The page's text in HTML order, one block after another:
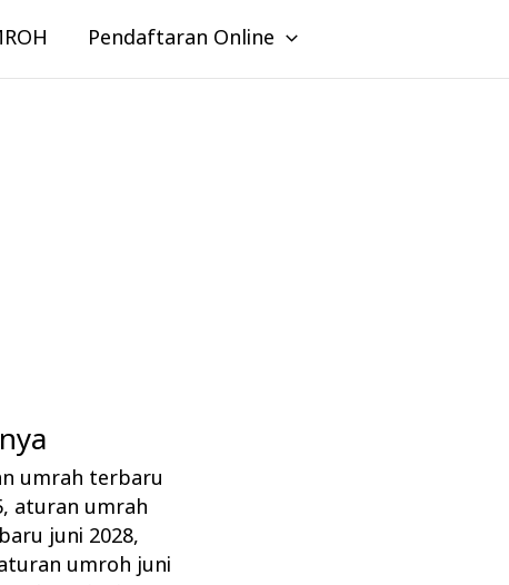
Pendaftaran Online
umrah terbaru
, aturan umrah
juni 2028,
umroh juni